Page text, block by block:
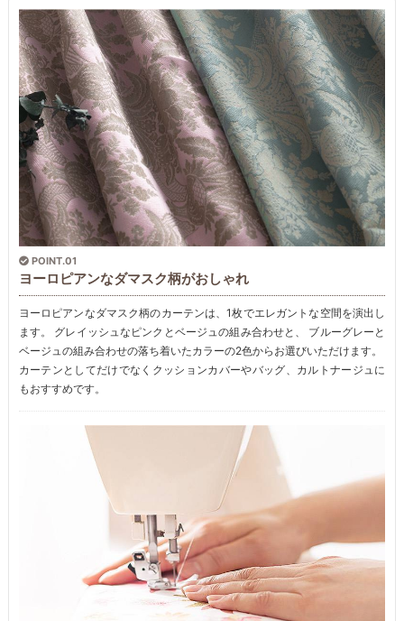
POINT.01
ヨーロピアンなダマスク柄がおしゃれ
ヨーロピアンなダマスク柄のカーテンは、1枚でエレガントな空間を演出し
ます。 グレイッシュなピンクとベージュの組み合わせと、 ブルーグレーと
ベージュの組み合わせの落ち着いたカラーの2色からお選びいただけます。
カーテンとしてだけでなくクッションカバーやバッグ、カルトナージュに
もおすすめです。